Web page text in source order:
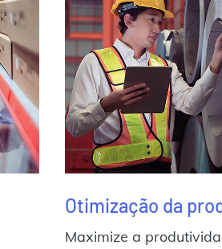
Otimização da
Maximize a